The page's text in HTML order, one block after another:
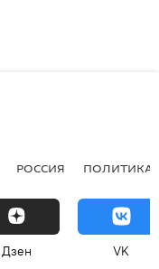
РОССИЯ ПОЛИТИКА
Дзен VK